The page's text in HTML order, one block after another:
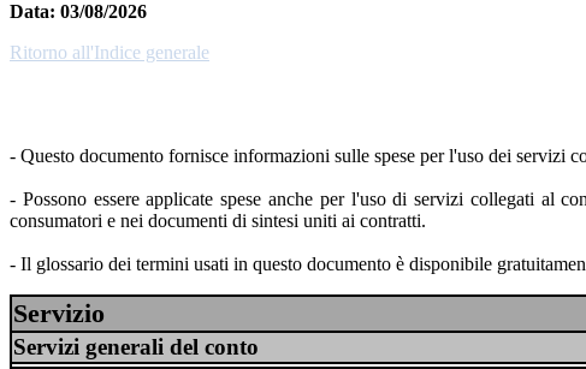
Data: 03/08/2026
Ritorno all'Indice generale
- Questo documento fornisce informazioni sulle spese per l'uso dei servizi
- Possono essere applicate spese anche per l'uso di servizi collegati al
consumatori e nei documenti di sintesi uniti ai contratti.
- Il glossario dei termini usati in questo documento è disponibile
Servizio
Servizi generali del conto